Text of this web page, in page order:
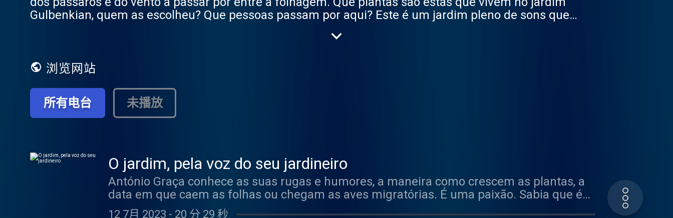
Gulbenkian, quem as escolheu? Que pessoas passam por aqui? Este é um jardim pleno de sons que
memória de Gonçalo Ribeiro Telles. Em maio, o arquiteto completaria um século e a sua presença
evocado. Ao lado do jornalista José Carlos Barreto, a pianista Joana Gama segue os sons do jardim,
opt-out information.
浏览网站
所有电台 未播放
O jardim, pela voz do seu jardineiro
António Graça conhece as suas rugas e humores, a maneira como crescem as plantas, a
data em que caem as folhas ou chegam as aves migratórias. É uma paixão. Sabia que é
no Jardim Gulbenkian que estão os primeiros eucaliptos que chegaram a Portugal?
12 7月 2023 - 20 分 29 秒